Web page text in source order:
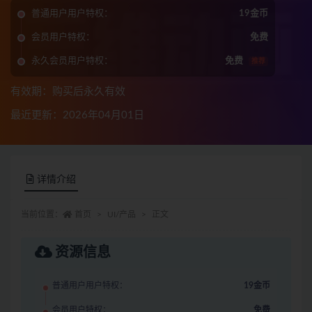
普通用户用户特权： 19金币
会员用户特权： 免费
永久会员用户特权： 免费 推荐
有效期：购买后永久有效
最近更新：2026年04月01日
详情介绍
资源信息
普通用户用户特权： 19金币
会员用户特权： 免费